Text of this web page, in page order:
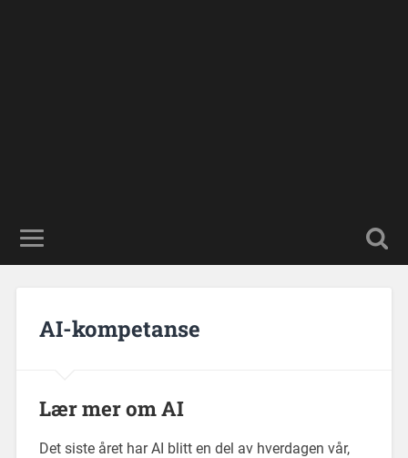
AI-kompetanse
Lær mer om AI
Det siste året har AI blitt en del av hverdagen vår,